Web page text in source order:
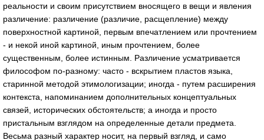
реальности и своим присутствием вносящего в вещи и явления
различение: различение (различие, расщепление) между
поверхностной картиной, первым впечатлением или прочтением
- и некой иной картиной, иным прочтением, более
существенным, более истинным. Различение усматривается
философом по-разному: часто - вскрытием пластов языка,
старинной методой этимологизации; иногда - путем расширения
контекста, напоминанием дополнительных концептуальных
связей, исторических обстоятельств; а иногда и просто
пристальным взглядом на определенные детали предмета.
Весьма разный характер носит, на первый взгляд, и само